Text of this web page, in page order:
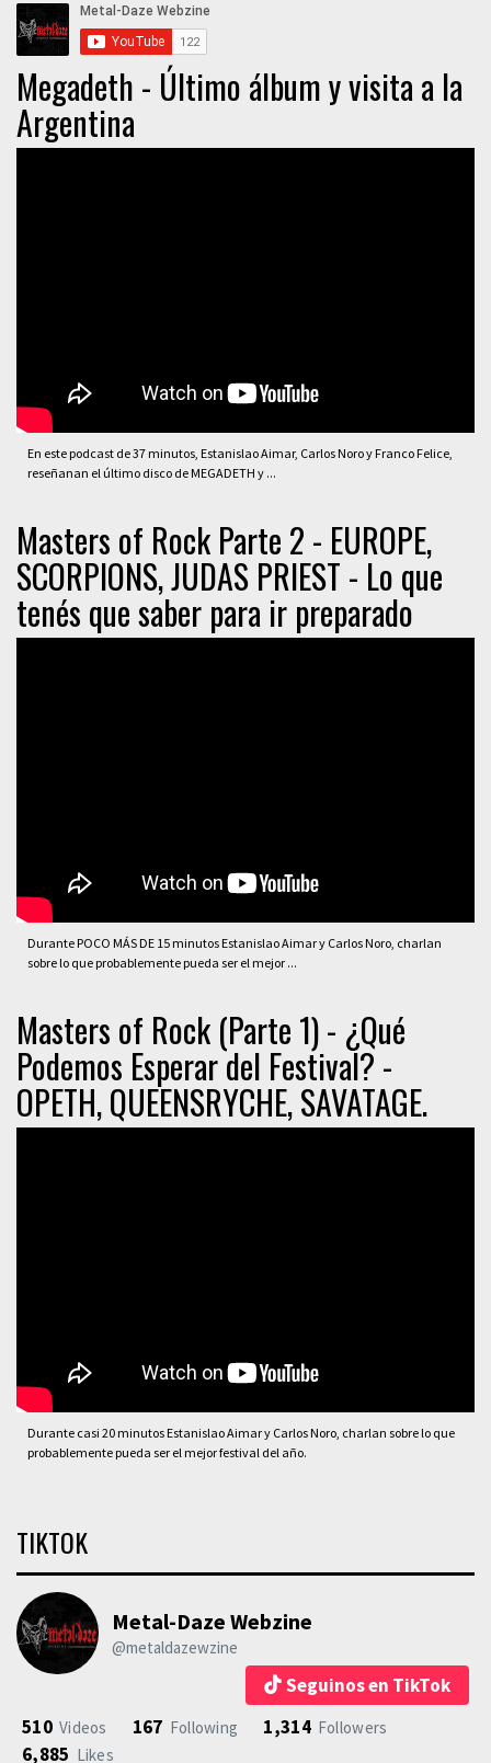
Megadeth - Último álbum y visita a la
Argentina
En este podcast de 37 minutos, Estanislao Aimar, Carlos Noro y Franco Felice,
reseñanan el último disco de MEGADETH y ...
Masters of Rock Parte 2 - EUROPE,
SCORPIONS, JUDAS PRIEST - Lo que
tenés que saber para ir preparado
Durante POCO MÁS DE 15 minutos Estanislao Aimar y Carlos Noro, charlan
sobre lo que probablemente pueda ser el mejor ...
Masters of Rock (Parte 1) - ¿Qué
Podemos Esperar del Festival? -
OPETH, QUEENSRYCHE, SAVATAGE.
Durante casi 20 minutos Estanislao Aimar y Carlos Noro, charlan sobre lo que
probablemente pueda ser el mejor festival del año.
TIKTOK
Metal-Daze Webzine
@metaldazewzine
Seguinos en TikTok
510 Videos 167 Following 1,314 Followers
6,885 Likes